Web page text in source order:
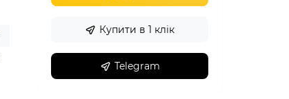
Купити в 1 клік
Telegram